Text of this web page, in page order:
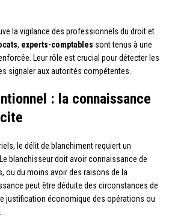
la vigilance des professionnels du droit et
, experts-comptables sont tenus à une
Leur rôle est crucial pour détecter les
signaler aux autorités compétentes.
: la connaissance
le délit de blanchiment requiert un
. Le blanchisseur doit avoir connaissance de
ou du moins avoir des raisons de la
peut être déduite des circonstances de
justification économique des opérations ou